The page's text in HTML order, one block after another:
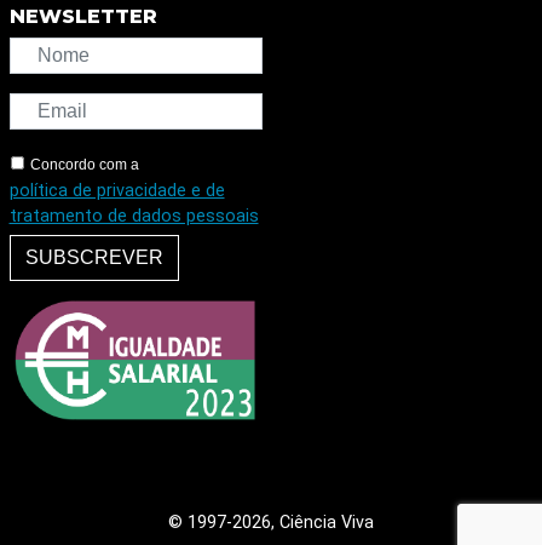
NEWSLETTER
Concordo com a
política de privacidade e de
tratamento de dados pessoais
SUBSCREVER
© 1997-2026, Ciência Viva